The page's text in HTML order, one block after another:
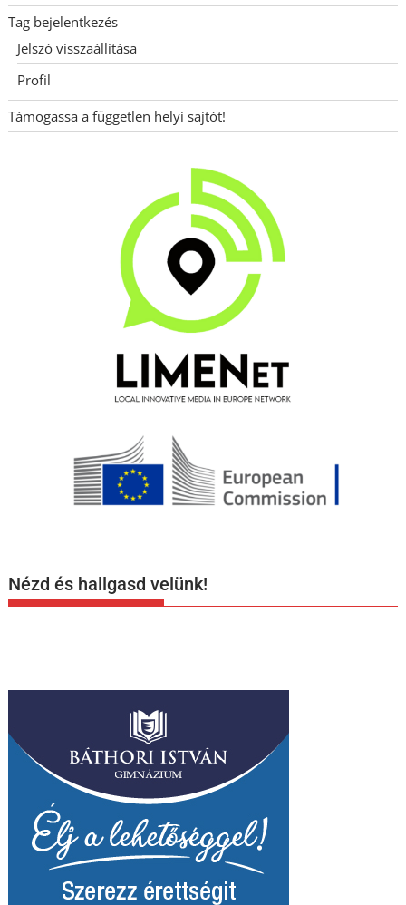
Tag bejelentkezés
Jelszó visszaállítása
Profil
Támogassa a független helyi sajtót!
Nézd és hallgasd velünk!